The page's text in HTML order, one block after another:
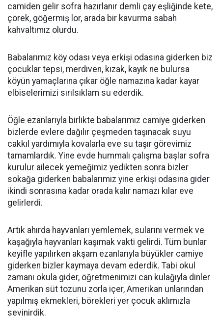
camiden gelir sofra hazırlanır demli çay eşliğinde kete,
çörek, göğermiş lor, arada bir kavurma sabah
kahvaltımız olurdu.
Babalarımız köy odası veya erkişi odasına giderken biz
çocuklar tepsi, merdiven, kızak, kayık ne bulursa
köyün yamaçlarına çıkar öğle namazına kadar kayar
elbiselerimizi sırılsıklam su ederdik.
Öğle ezanlarıyla birlikte babalarımız camiye giderken
bizlerde evlere dağılır çeşmeden taşınacak suyu
cakkıl yardımıyla kovalarla eve su taşır görevimiz
tamamlardık. Yine evde hummalı çalışma başlar sofra
kurulur ailecek yemeğimiz yedikten sonra bizler
sokağa giderken babalarımız yine erkişi odasına gider
ikindi sonrasına kadar orada kalır namazı kılar eve
gelirlerdi.
Artık ahırda hayvanları yemlemek, sularını vermek ve
kaşağıyla hayvanları kaşımak vakti gelirdi. Tüm bunlar
keyifle yapılırken akşam ezanlarıyla büyükler camiye
giderken bizler kaymaya devam ederdik. Tabi okul
zamanı okula gider, öğretmenimizi can kulağıyla dinler
Amerikan süt tozunu zorla içer, Amerikan unlarından
yapılmış ekmekleri, börekleri yer çocuk aklımızla
sevinirdik.